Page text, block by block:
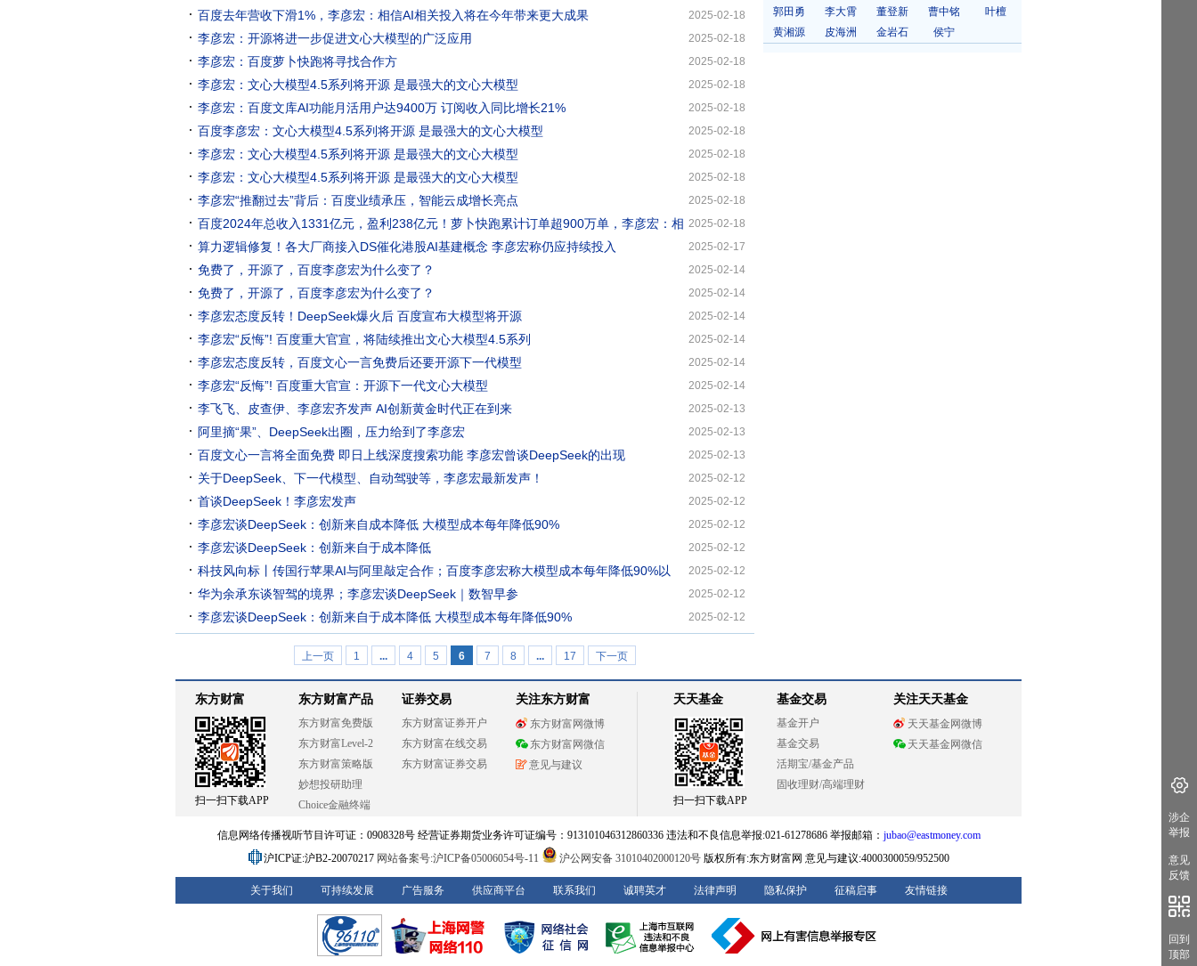
2025-02-18
百度去年营收下滑1%，李彦宏：相信AI相关投入将在今年带来更大成果
2025-02-18
李彦宏：开源将进一步促进文心大模型的广泛应用
2025-02-18
李彦宏：百度萝卜快跑将寻找合作方
2025-02-18
李彦宏：文心大模型4.5系列将开源 是最强大的文心大模型
2025-02-18
李彦宏：百度文库AI功能月活用户达9400万 订阅收入同比增长21%
2025-02-18
百度李彦宏：文心大模型4.5系列将开源 是最强大的文心大模型
2025-02-18
李彦宏：文心大模型4.5系列将开源 是最强大的文心大模型
2025-02-18
李彦宏：文心大模型4.5系列将开源 是最强大的文心大模型
2025-02-18
李彦宏“推翻过去”背后：百度业绩承压，智能云成增长亮点
2025-02-18
百度2024年总收入1331亿元，盈利238亿元！萝卜快跑累计订单超900万单，李彦宏：相
信AI投入将在2025年带来更大成果
2025-02-17
算力逻辑修复！各大厂商接入DS催化港股AI基建概念 李彦宏称仍应持续投入
2025-02-14
免费了，开源了，百度李彦宏为什么变了？
2025-02-14
免费了，开源了，百度李彦宏为什么变了？
2025-02-14
李彦宏态度反转！DeepSeek爆火后 百度宣布大模型将开源
2025-02-14
李彦宏“反悔”! 百度重大官宣，将陆续推出文心大模型4.5系列
2025-02-14
李彦宏态度反转，百度文心一言免费后还要开源下一代模型
2025-02-14
李彦宏“反悔”! 百度重大官宣：开源下一代文心大模型
2025-02-13
李飞飞、皮查伊、李彦宏齐发声 AI创新黄金时代正在到来
2025-02-13
阿里摘“果”、DeepSeek出圈，压力给到了李彦宏
2025-02-13
百度文心一言将全面免费 即日上线深度搜索功能 李彦宏曾谈DeepSeek的出现
2025-02-12
关于DeepSeek、下一代模型、自动驾驶等，李彦宏最新发声！
2025-02-12
首谈DeepSeek！李彦宏发声
2025-02-12
李彦宏谈DeepSeek：创新来自成本降低 大模型成本每年降低90%
2025-02-12
李彦宏谈DeepSeek：创新来自于成本降低
2025-02-12
科技风向标丨传国行苹果AI与阿里敲定合作；百度李彦宏称大模型成本每年降低90%以
上；京东外卖0佣金招募商家入驻
2025-02-12
华为余承东谈智驾的境界；李彦宏谈DeepSeek｜数智早参
2025-02-12
李彦宏谈DeepSeek：创新来自于成本降低 大模型成本每年降低90%
上一页 1 ... 4 5 6 7 8 ... 17 下一页
郭田勇
李大霄 董登新 曹中铭
叶檀
黄湘源
皮海洲 金岩石 侯宁
东方财富
扫一扫下载APP
东方财富产品
东方财富免费版
东方财富Level-2
东方财富策略版
妙想投研助理
Choice金融终端
证券交易
东方财富证券开户
东方财富在线交易
东方财富证券交易
关注东方财富
东方财富网微博
东方财富网微信
意见与建议
天天基金
扫一扫下载APP
基金交易
基金开户
基金交易
活期宝/基金产品
固收理财/高端理财
关注天天基金
天天基金网微博
天天基金网微信
信息网络传播视听节目许可证：0908328号 经营证券期货业务许可证编号：913101046312860336 违法和不良信息举报:021-61278686 举报邮箱： jubao@eastmoney.com
沪ICP证:沪B2-20070217 网站备案号:沪ICP备05006054号-11 沪公网安备 31010402000120号版权所有:东方财富网 意见与建议:4000300059/952500
关于我们 可持续发展 广告服务 供应商平台 联系我们 诚聘英才 法律声明 隐私保护 征稿启事 友情链接
涉企
举报
意见
反馈
回到
顶部